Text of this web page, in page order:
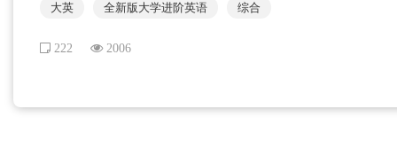
大英 全新版大学进阶英语 综合
222 2006